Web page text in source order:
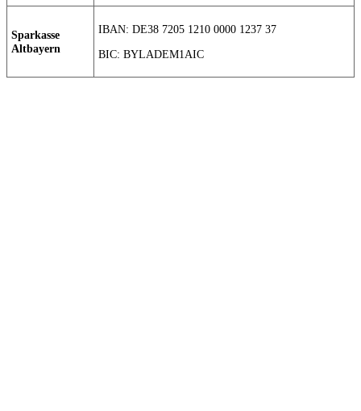
Sparkasse
Altbayern
IBAN: DE38 7205 1210 0000 1237 37
BIC: BYLADEM1AIC